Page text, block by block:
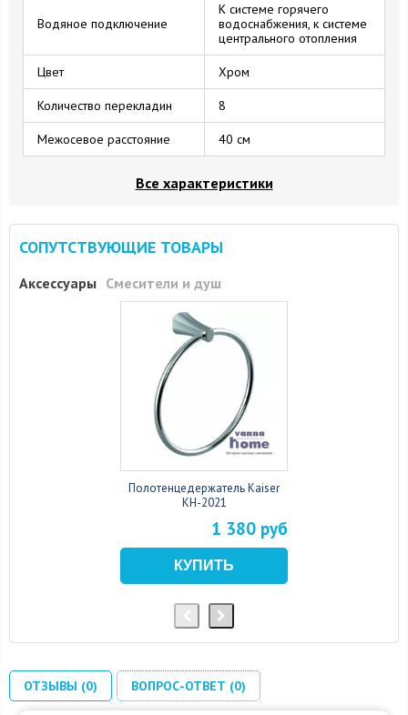
Водяное подключение
К системе горячего
водоснабжения, к системе
центрального отопления
Цвет Хром
Количество перекладин 8
Межосевое расстояние 40 см
Все характеристики
СОПУТСТВУЮЩИЕ ТОВАРЫ
Аксессуары Смесители и душ
Полотенцедержатель Kaiser
KH-2021
1 380 руб
ОТЗЫВЫ (0) ВОПРОС-ОТВЕТ (0)